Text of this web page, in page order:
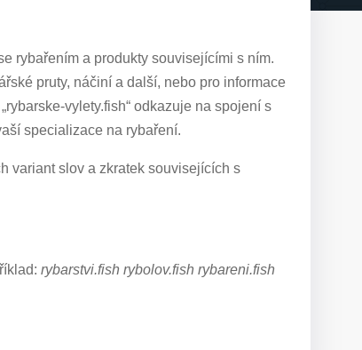
rybařením a produkty souvisejícími s ním.
pruty, náčiní a další, nebo pro informace
vylety.fish“ odkazuje na spojení s
specializace na rybaření.
variant slov a zkratek souvisejících s
rybarstvi.fish rybolov.fish rybareni.fish